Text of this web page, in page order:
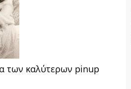
των καλύτερων pinup